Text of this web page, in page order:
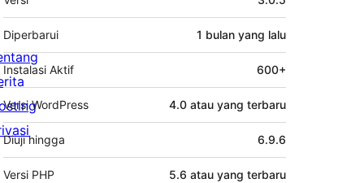
Diperbarui 1 bulan yang lalu
Instalasi Aktif 600+
Versi WordPress 4.0 atau yang terbaru
Diuji hingga 6.9.6
Versi PHP 5.6 atau yang terbaru